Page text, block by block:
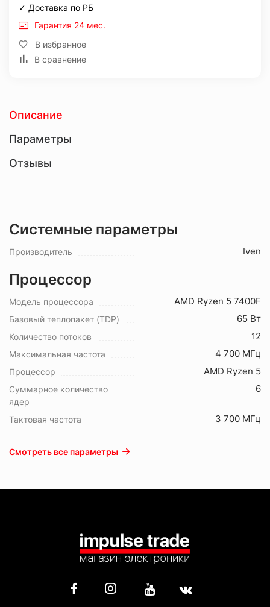
✓ Доставка по РБ
Гарантия 24 мес.
В избранное
В сравнение
Описание
Параметры
Отзывы
Системные параметры
Производитель Iven
Процессор
Модель процессора AMD Ryzen 5 7400F
Базовый теплопакет (TDP) 65 Вт
Количество потоков 12
Максимальная частота 4 700 МГц
Процессор AMD Ryzen 5
Суммарное количество
ядер
6
Тактовая частота 3 700 МГц
Смотреть все параметры